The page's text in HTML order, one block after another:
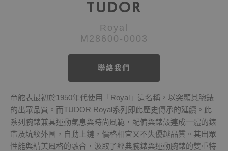
TUDOR
Royal
M28600-0003
聯絡我們
帝舵表最初於1950年代使用「Royal」這名稱，以突顯其腕錶
的出眾品質。而TUDOR Royal系列即此歷史傳承的延續。此
系列腕錶兼具運動氣息與時尚風範，配備與錶殼連成一體的錶
帶及坑紋外圈，自動上鏈，價格相宜又不失優越品質。其出眾
性能與精美風格的融合，汲取了經典腕錶與運動腕錶的雙重特